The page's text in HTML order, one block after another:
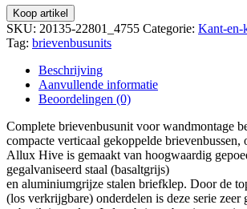
Koop artikel
SKU: 20135-22801_4755 Categorie: Kant-en-
Tag: brievenbusunits
Beschrijving
Aanvullende informatie
Beoordelingen (0)
Complete brievenbusunit voor wandmontage
compacte verticaal gekoppelde brievenbussen,
Allux Hive is gemaakt van hoogwaardig
gegalvaniseerd staal (basaltgrijs)
en aluminiumgrijze stalen briefklep. Door de
(los verkrijgbare) onderdelen is deze serie zeer